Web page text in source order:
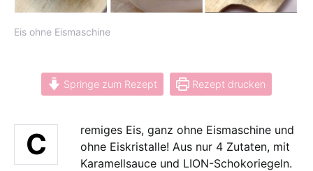
Eis ohne Eismaschine
Springe zum Rezept Rezept drucken
C
remiges Eis, ganz ohne Eismaschine und
ohne Eiskristalle! Aus nur 4 Zutaten, mit
Karamellsauce und LION-Schokoriegeln.